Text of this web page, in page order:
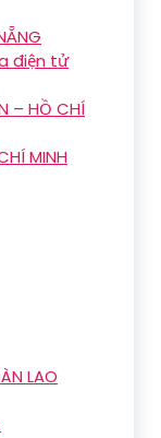
điện tử
– HỒ CHÍ
MINH
LAO